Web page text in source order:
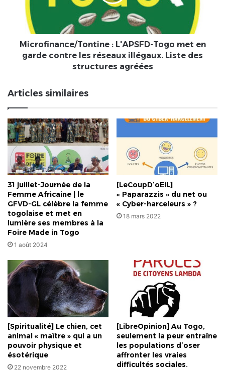
réseaux
illégaux.
agréées
Microfinance/Tontine : L'APSFD-Togo met en
garde contre les réseaux illégaux. Liste des
structures agréées
Articles similaires
31 juillet-Journée de la
Femme Africaine | le
GFVD-GL célèbre la femme
togolaise et met en
lumière ses membres à la
Foire Made in Togo
1 août 2024
[LeCoupD’oEiL]
« Paparazzis » du net ou
« Cyber-harceleurs » ?
18 mars 2022
[Spiritualité] Le chien, cet
animal « maître » qui a un
pouvoir physique et
ésotérique
22 novembre 2022
[LibreOpinion] Au Togo,
seulement la peur entraîne
les populations d’oser
affronter les vraies
difficultés sociales.